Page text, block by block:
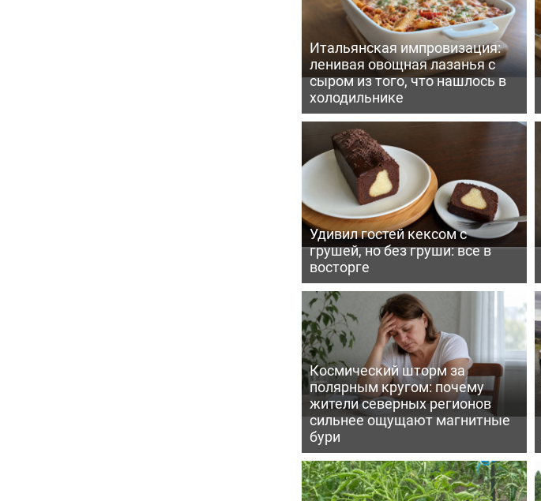
Итальянская импровизация:
ленивая овощная лазанья с
сыром из того, что нашлось в
холодильнике
Удивил гостей кексом с
грушей, но без груши: все в
восторге
Космический шторм за
полярным кругом: почему
жители северных регионов
сильнее ощущают магнитные
бури